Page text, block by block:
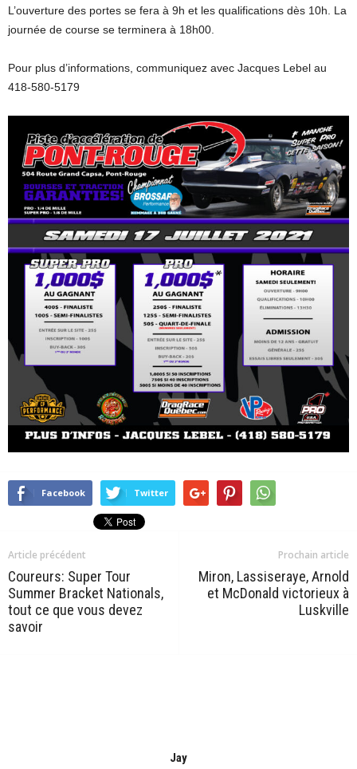
L’ouverture des portes se fera à 9h et les qualifications dès 10h. La
journée de course se terminera à 18h00.
Pour plus d’informations, communiquez avec Jacques Lebel au
418-580-5179
Facebook Twitter
Article précédent
Coureurs: Super Tour
Summer Bracket Nationals,
tout ce que vous devez
savoir
Prochain article
Miron, Lassiseraye, Arnold
et McDonald victorieux à
Luskville
Jay